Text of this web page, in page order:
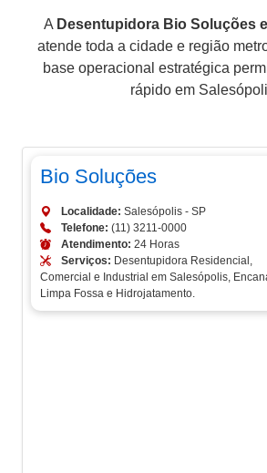
A Desentupidora Bio Soluções
atende toda a cidade e região
base operacional estratégica
rápido em
Bio Soluções
Localidade: Salesópolis - SP
Telefone: (11) 3211-0000
Atendimento: 24 Horas
Serviços: Desentupidora Residencial,
Comercial e Industrial em Salesópolis,
Limpa Fossa e Hidrojatamento.